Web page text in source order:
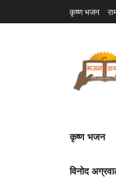
कृष्ण भजन
कृष्ण भजन
विनोद